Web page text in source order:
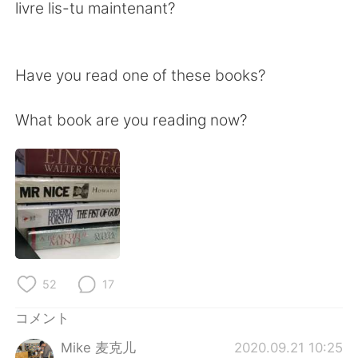
Deutsch 한국어
Indonesia Italiano
Türkçe Tiếng Việt
Português
livre lis-tu maintenant?
Have you read one of these books?
What book are you reading now?
52 17
コメント
Mike 麦克儿
2020.09.21 10:25